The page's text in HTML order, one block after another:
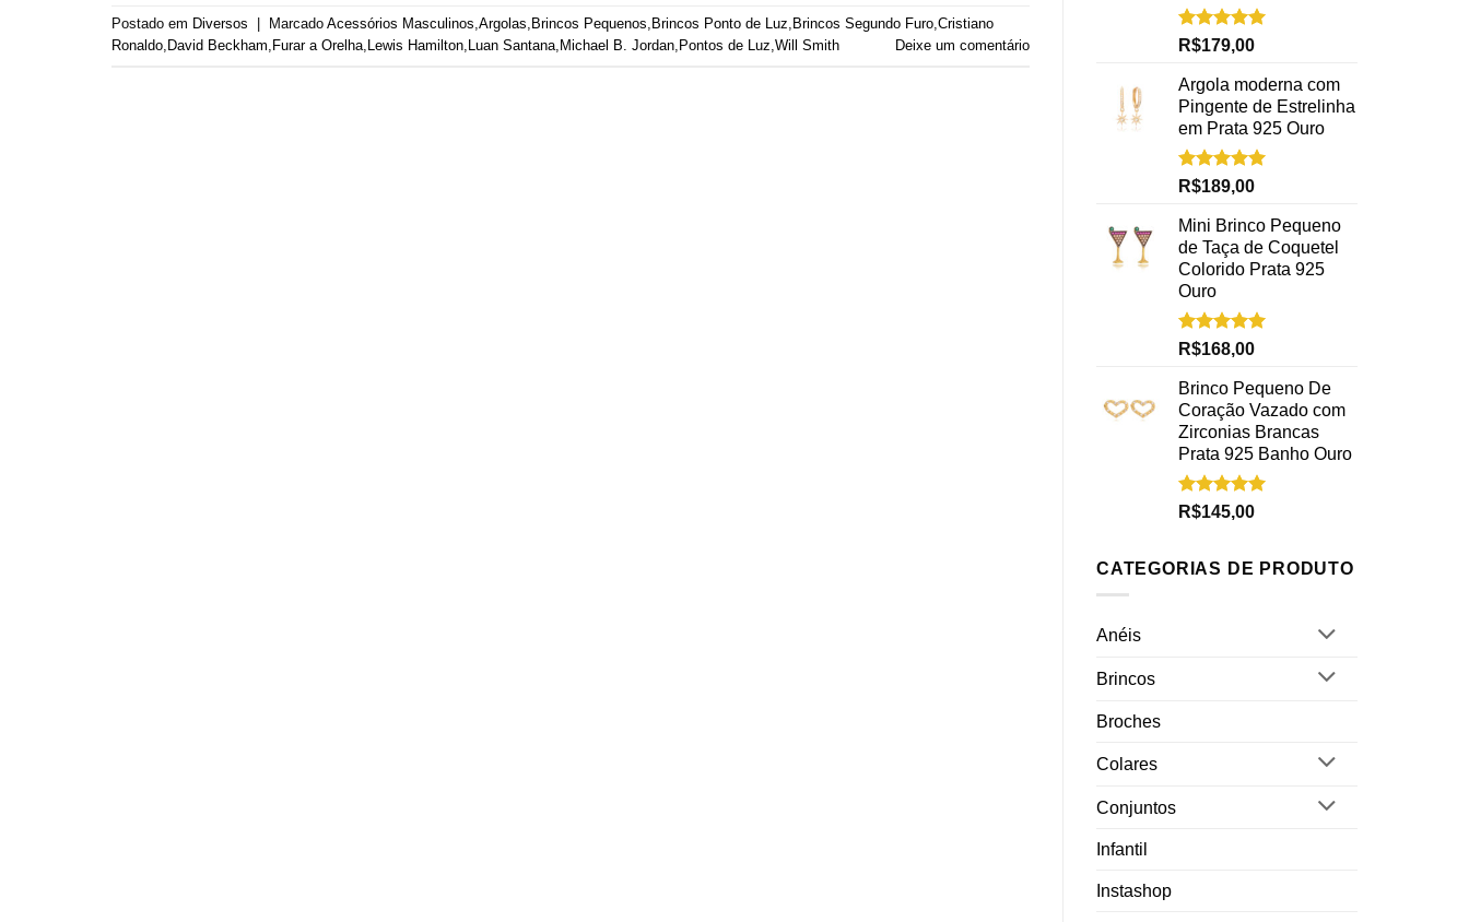
Postado em Diversos Marcado Acessórios Masculinos,Argolas, Brincos Pequenos, Brincos Ponto de Luz, Brincos Segundo Furo,Cristiano
Ronaldo, David Beckham, Furar a Orelha, Lewis Hamilton, Luan Santana, Michael B. Jordan, Pontos de Luz,Will Smith Deixe um comentário
Avaliação
R$179,00
Argola moderna com
Pingente de Estrelinha
em Prata 925 Ouro
Avaliação
R$189,00
Mini Brinco Pequeno
de Taça de Coquetel
Colorido Prata 925
Ouro
Avaliação
R$168,00
Brinco Pequeno De
Coração Vazado com
Zirconias Brancas
Prata 925 Banho Ouro
Avaliação
R$145,00
CATEGORIAS DE PRODUTO
Anéis
Brincos
Broches
Colares
Conjuntos
Infantil
Instashop